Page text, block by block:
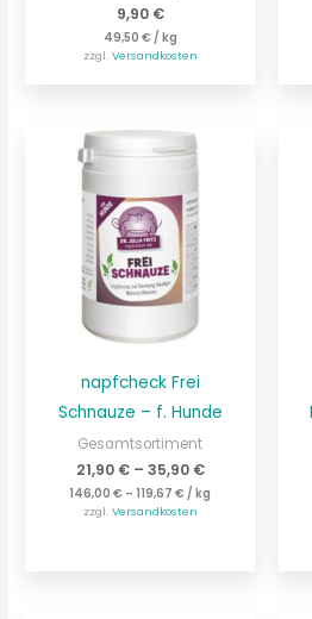
9,90 €
49,50 € / kg
zzgl. Versandkosten
napfcheck Frei
Schnauze – f. Hunde
Gesamtsortiment
21,90 €– 35,90 €
146,00€ –119,67€ / kg
zzgl. Versandkosten